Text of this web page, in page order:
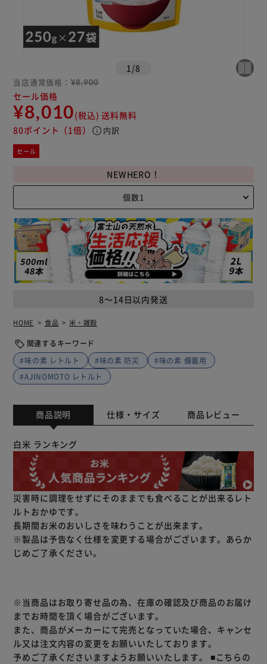
1 /8
当店通常価格： ¥8,900
セール価格
¥8,010(税込) 送料無料
80ポイント （1倍） info 内訳
セール
8～14日以内発送
NEWHERO！
HOME 食品 米・雑穀
関連するキーワード
#味の素 レトルト
#味の素 防災
#味の素 備蓄用
#AJINOMOTO レトルト
商品説明 仕様・サイズ 商品レビュー
白米 ランキング
災害時に調理をせずにそのままでも食べることが出来るレト
ルトおかゆです。
長期間お米のおいしさを味わうことが出来ます。
※製品は予告なく仕様を変更する場合がございます。あらか
じめご了承ください。
※当商品はお取り寄せ品の為、在庫の確認及び商品のお届け
までお時間を頂く場合がございます。
また、商品がメーカーにて完売となっていた場合、キャンセ
ル又は注文内容の変更をお願いいたしております。
予めご了承くださいますようお願いいたします。 ■こちらの